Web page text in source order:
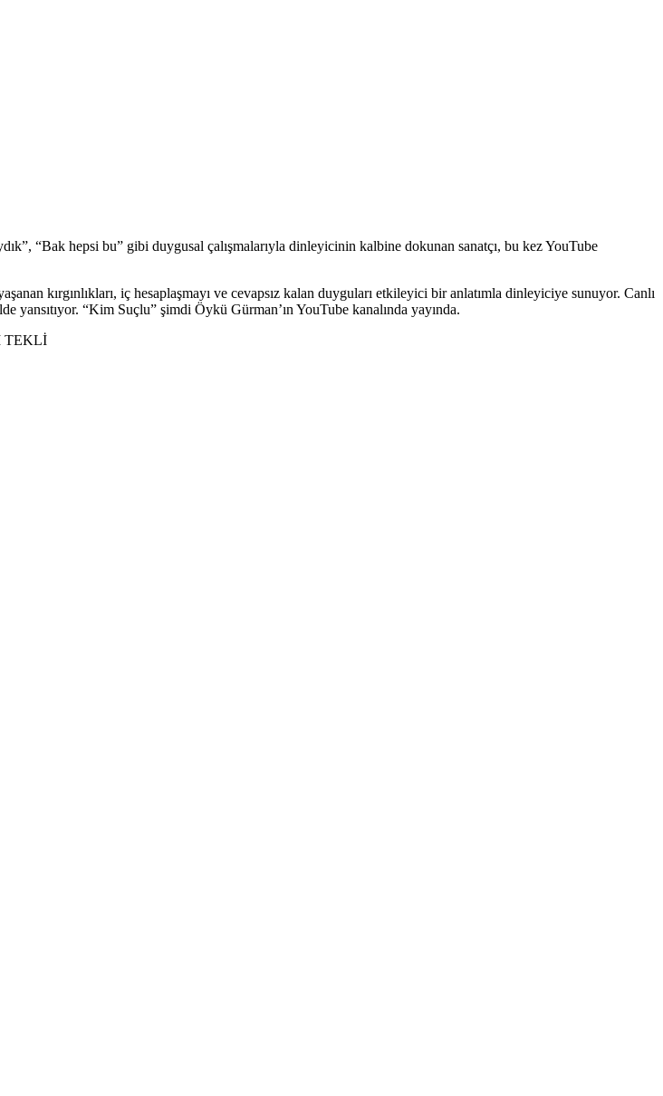
“Bak hepsi bu” gibi duygusal çalışmalarıyla dinleyicinin kalbine dokunan sanatçı, bu kez YouTube
kırgınlıkları, iç hesaplaşmayı ve cevapsız kalan duyguları etkileyici bir anlatımla dinleyiciye sunuyor. Canlı
yansıtıyor. “Kim Suçlu” şimdi Öykü Gürman’ın YouTube kanalında yayında.
TEKLİ